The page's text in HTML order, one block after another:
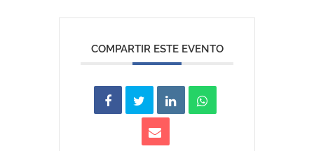
COMPARTIR ESTE EVENTO